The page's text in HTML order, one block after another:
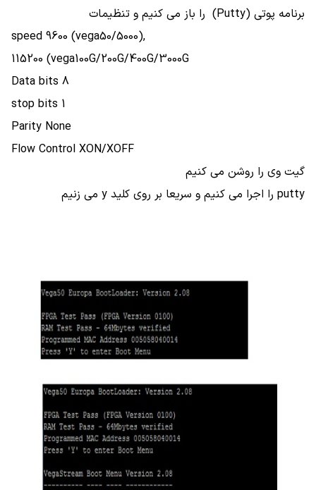
برنامه پوتی (Putty) را باز می کنیم و تنظیمات
speed 9600 (vega50/5000),
115200 (vega100G/200G/400G/3000G
گیت وی را روشن می کنیم
putty را اجرا می کنیم و سریعا بر روی کلید y می زنیم